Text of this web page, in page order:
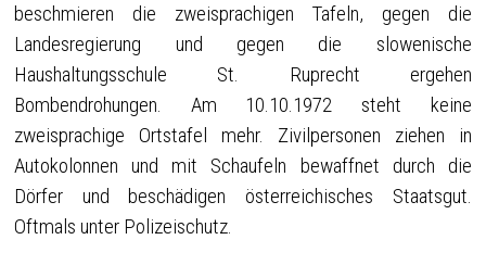
beschmieren die zweisprachigen Tafeln, gegen die
Landesregierung und gegen die slowenische
Haushaltungsschule St. Ruprecht ergehen
Bombendrohungen. Am 10.10.1972 steht keine
zweisprachige Ortstafel mehr. Zivilpersonen ziehen in
Autokolonnen und mit Schaufeln bewaffnet durch die
Dörfer und beschädigen österreichisches Staatsgut.
Oftmals unter Polizeischutz.